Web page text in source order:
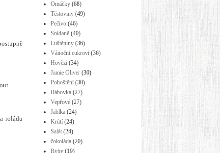
roládu
Omáčky (68)
Těstoviny (49)
Pečivo (46)
Snídaně (40)
Luštěniny (36)
Vánoční cukroví (36)
Hovězí (34)
Jamie Oliver (30)
Pohoštění (30)
Bábovka (27)
Vepřové (27)
Jablka (24)
Krůtí (24)
Salát (24)
čokoláda (20)
Ryby (19)